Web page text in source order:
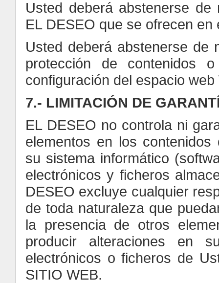
Usted deberá abstenerse
EL DESEO que se ofrecen
Usted deberá abstenerse de
protección de contenidos
configuración del espacio
7.- LIMITACIÓN DE
EL DESEO no controla ni
elementos en los
su sistema informático
electrónicos y ficheros
DESEO excluye cualquier
de toda naturaleza que
la presencia de otros
producir alteraciones en
electrónicos o ficheros de
SITIO WEB.